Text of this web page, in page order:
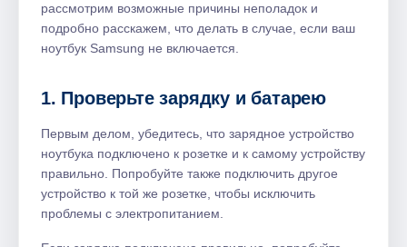
рассмотрим возможные причины неполадок и
подробно расскажем, что делать в случае, если ваш
ноутбук Samsung не включается.
1. Проверьте зарядку и батарею
Первым делом, убедитесь, что зарядное устройство
ноутбука подключено к розетке и к самому устройству
правильно. Попробуйте также подключить другое
устройство к той же розетке, чтобы исключить
проблемы с электропитанием.